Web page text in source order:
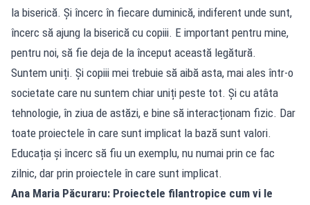
la biserică. Și încerc în fiecare duminică, indiferent unde sunt,
încerc să ajung la biserică cu copiii. E important pentru mine,
pentru noi, să fie deja de la început această legătură.
Suntem uniți. Și copiii mei trebuie să aibă asta, mai ales într-o
societate care nu suntem chiar uniți peste tot. Și cu atâta
tehnologie, în ziua de astăzi, e bine să interacționam fizic. Dar
toate proiectele în care sunt implicat la bază sunt valori.
Educația și încerc să fiu un exemplu, nu numai prin ce fac
zilnic, dar prin proiectele în care sunt implicat.
Ana Maria Păcuraru: Proiectele filantropice cum vi le